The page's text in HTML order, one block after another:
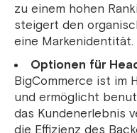
zu einem hohen
steigert den
eine Markenidentität.
Optionen für
BigCommerce ist im
und ermöglicht
das Kundenerlebnis
die Effizienz des